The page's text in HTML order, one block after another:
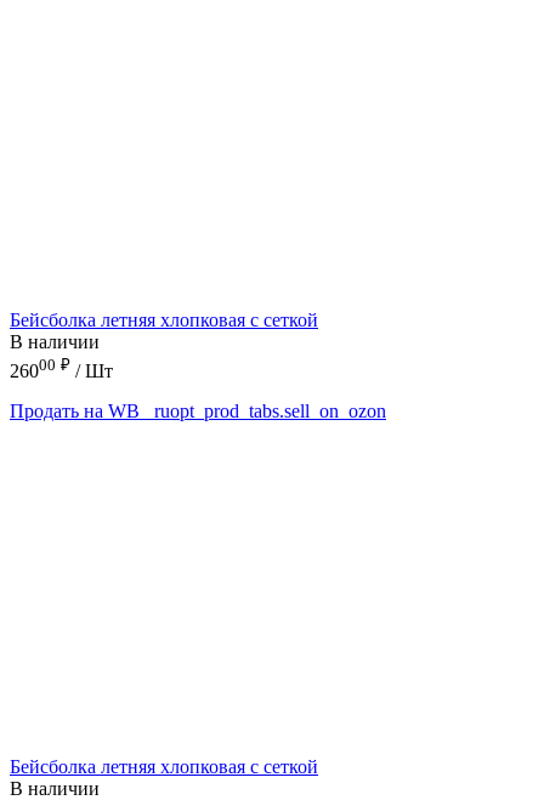
Бейсболка летняя хлопковая с сеткой
В наличии
26000 ₽ / Шт
Продать на WB
_ruopt_prod_tabs.sell_on_ozon
Бейсболка летняя хлопковая с сеткой
В наличии